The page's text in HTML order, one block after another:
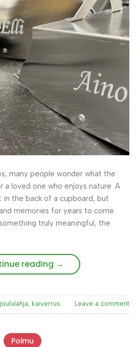
many people wonder what the
loved one who enjoys nature. A
the back of a cupboard, but
memories for years to come.
truly meaningful, the
reading →
joululahja, kaiverrus Leave a comment
Poimu